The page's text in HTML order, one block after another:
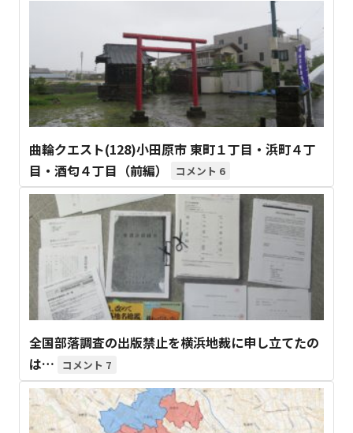
曲輪クエスト(128)小田原市 東町１丁目・浜町４丁
目・酒匂４丁目（前編）
6
全国部落調査の出版禁止を横浜地裁に申し立てたの
は…
7